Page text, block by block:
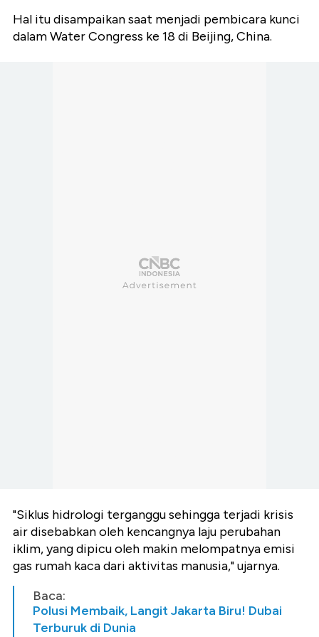
Hal itu disampaikan saat menjadi pembicara kunci
dalam Water Congress ke 18 di Beijing, China.
"Siklus hidrologi terganggu sehingga terjadi krisis
air disebabkan oleh kencangnya laju perubahan
iklim, yang dipicu oleh makin melompatnya emisi
gas rumah kaca dari aktivitas manusia," ujarnya.
Baca:
Polusi Membaik, Langit Jakarta Biru! Dubai
Terburuk di Dunia